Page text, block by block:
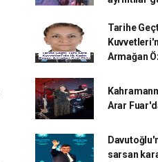
Tarihe
Armağan
Arar
sarsan